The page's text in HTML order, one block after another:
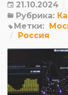
21.10.2024
Рубрика:
Метки:
Россия